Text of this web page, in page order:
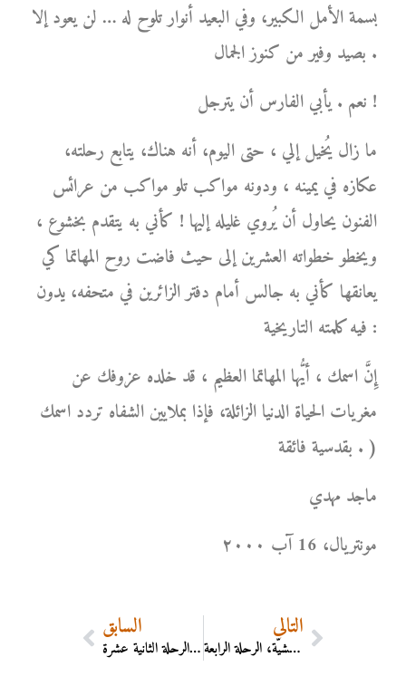
بسمة الأمل الكبير، وفي البعيد أنوار تلوح له … لن يعود إلا
بصيد وفير من كنوز الجمال .
نعم . يأبي الفارس أن يترجل !
ما زال يُخيل إلي ، حتى اليوم، أنه هناك، يتابع رحلته،
عكازه في يمينه ، ودونه مواكب تلو مواكب من عرائس
الفنون يحاول أن يُروي غليله إليها ! كأني به يتقدم بخشوع ،
ويخطو خطواته العشرين إلى حيث فاضت روح المهاتما كي
يعانقها كأني به جالس أمام دفتر الزائرين في متحفه، يدون
فيه كلمته التاريخية :
إِنَّ اسمك ، أيُّها المهاتما العظيم ، قد خلده عزوفك عن
مغريات الحياة الدنيا الزائلة، فإذا بملايين الشفاه تردد اسمك
بقدسية فائقة . )
ماجد مهدي
مونتریال، 16 آب ۲۰۰۰
السابق
الرحلات الداهشيَّة، الرحلة الثانية عشرة
التالي
الرحلات الداهشيَّة، الرحلة الرابعة